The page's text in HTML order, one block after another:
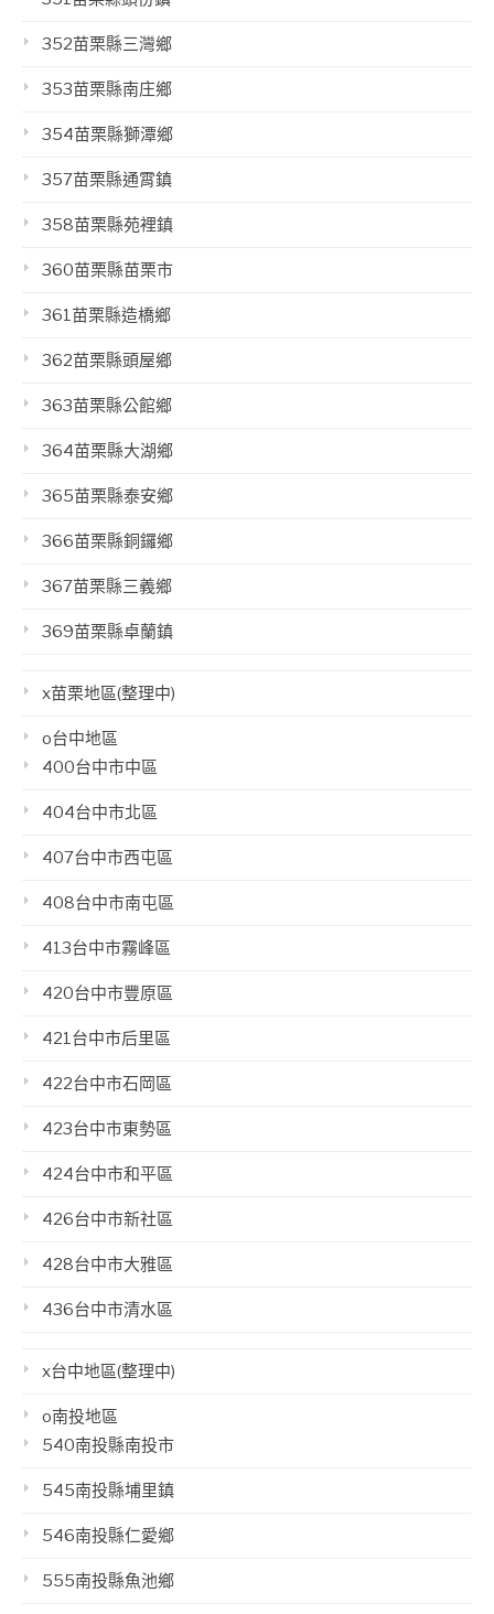
352苗栗縣三灣鄉
353苗栗縣南庄鄉
354苗栗縣獅潭鄉
357苗栗縣通霄鎮
358苗栗縣苑裡鎮
360苗栗縣苗栗市
361苗栗縣造橋鄉
362苗栗縣頭屋鄉
363苗栗縣公館鄉
364苗栗縣大湖鄉
365苗栗縣泰安鄉
366苗栗縣銅鑼鄉
367苗栗縣三義鄉
369苗栗縣卓蘭鎮
x苗栗地區(整理中)
o台中地區
400台中市中區
404台中市北區
407台中市西屯區
408台中市南屯區
413台中市霧峰區
420台中市豐原區
421台中市后里區
422台中市石岡區
423台中市東勢區
424台中市和平區
426台中市新社區
428台中市大雅區
436台中市清水區
x台中地區(整理中)
o南投地區
540南投縣南投市
545南投縣埔里鎮
546南投縣仁愛鄉
555南投縣魚池鄉